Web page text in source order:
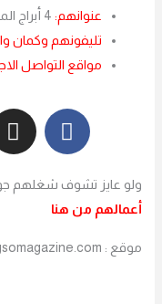
عنوانهم:
تليفونهم وكمان
مواقع التواصل
F
a
c
e
b
o
o
I
n
s
t
a
r
ولو عايز تشوف شغلهم
أعمالهم من هنا
موقع : https://gsomagazine.com